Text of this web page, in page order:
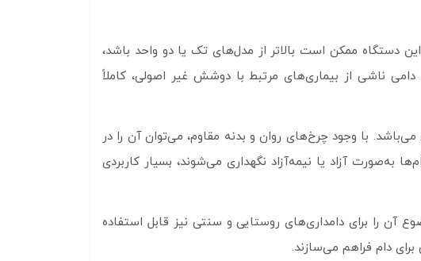
دستگاه ممکن است بالاتر از مدل‌های تک یا دو واحد باشد،
ناشی از بیماری‌های مرتبط با دوشش غیر اصولی، کاملاً
با وجود چرخ‌های روان و بدنه مقاوم، می‌توان آن را در
به‌صورت آزاد یا نیمه‌آزاد نگهداری می‌شوند، بسیار کاربردی
آن را برای دامداری‌های روستایی و سنتی نیز قابل استفاده
دام فراهم می‌سازند.